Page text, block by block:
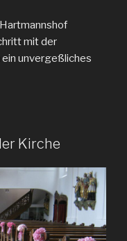
mit der
unvergeßliches
Kirche